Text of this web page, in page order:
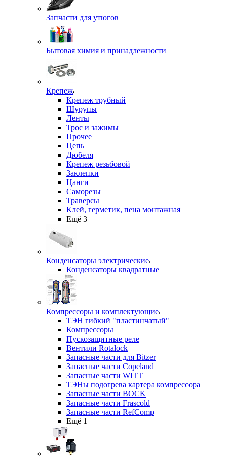
Запчасти для утюгов
Бытовая химия и принадлежности
Крепеж
Крепеж трубный
Шурупы
Ленты
Трос и зажимы
Прочее
Цепь
Дюбеля
Крепеж резьбовой
Заклепки
Цанги
Саморезы
Траверсы
Клей, герметик, пена монтажная
Ещё 3
Конденсаторы электрические
Конденсаторы квадратные
Компрессоры и комплектующие
ТЭН гибкий "пластинчатый"
Компрессоры
Пускозащитные реле
Вентили Rotalock
Запасные части для Bitzer
Запасные части Copeland
Запасные части WITT
ТЭНы подогрева картера компрессора
Запасные части BOCK
Запасные части Frascold
Запасные части RefComp
Ещё 1